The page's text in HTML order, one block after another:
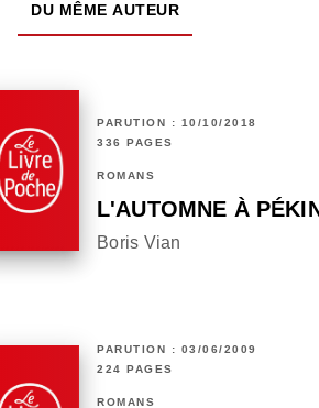
DU MÊME AUTEUR
PARUTION : 10/10/2018
336 PAGES
ROMANS
L'AUTOMNE À
Boris Vian
PARUTION : 03/06/2009
224 PAGES
ROMANS